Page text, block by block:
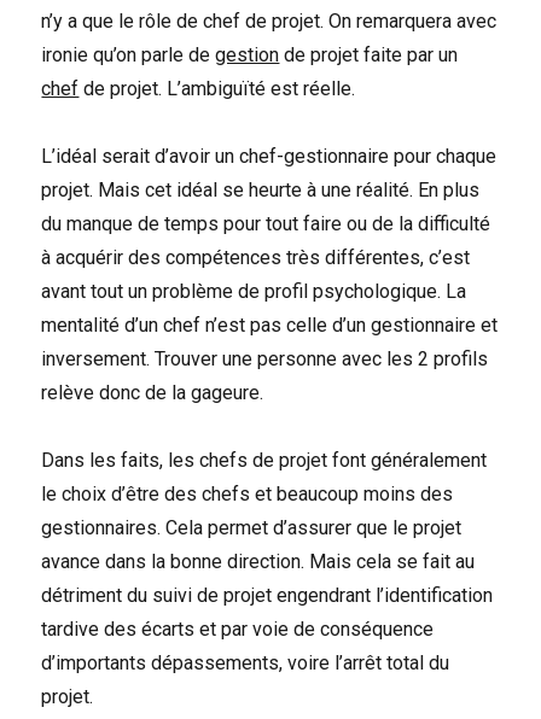
n’y a que le rôle de chef de projet. On remarquera avec
ironie qu’on parle degestion de projet faite par un
chef de projet. L’ambiguïté est réelle.
L’idéal serait d’avoir un chef-gestionnaire pour chaque
projet. Mais cet idéal se heurte à une réalité. En plus
du manque de temps pour tout faire ou de la difficulté
à acquérir des compétences très différentes, c’est
avant tout un problème de profil psychologique. La
mentalité d’un chef n’est pas celle d’un gestionnaire et
inversement. Trouver une personne avec les 2 profils
relève donc de la gageure.
Dans les faits, les chefs de projet font généralement
le choix d’être des chefs et beaucoup moins des
gestionnaires. Cela permet d’assurer que le projet
avance dans la bonne direction. Mais cela se fait au
détriment du suivi de projet engendrant l’identification
tardive des écarts et par voie de conséquence
d’importants dépassements, voire l’arrêt total du
projet.